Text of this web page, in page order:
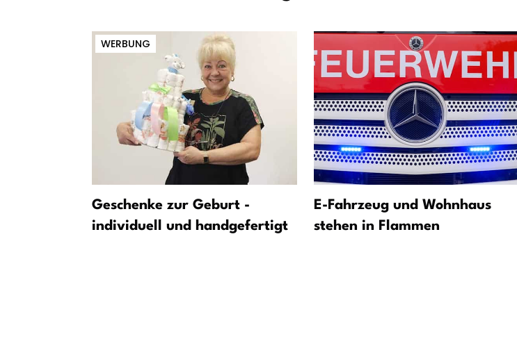
WERBUNG
Geschenke zur Geburt -
individuell und handgefertigt
E-Fahrzeug und Wohnhaus
stehen in Flammen